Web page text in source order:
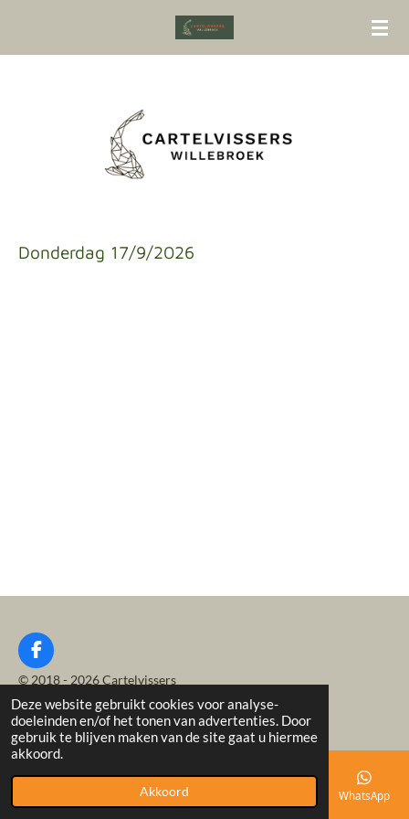
Deze website gebruikt cookies voor analyse-
doeleinden en/of het tonen van advertenties. Door
gebruik te blijven maken van de site gaat u hiermee
akkoord.
Akkoord
Donderdag 17/9/2026
F
a
c
e
b
o
o
k
© 2018 - 2026 Cartelvissers
Powered byJouwWeb
Telefoonnummer WhatsApp